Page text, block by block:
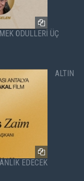
ÖDÜLLERİ ÜÇ
ALTIN
EDECEK